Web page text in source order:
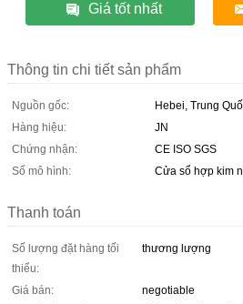
Giá tốt nhất
Thông tin chi tiết sản phẩm
Nguồn gốc:
Hebei, Trung
Hàng hiệu:
JN
Chứng nhận:
CE ISO SGS
Số mô hình:
Cửa sổ hợp kim
Thanh toán
Số lượng đặt hàng tối
thiểu:
thương lượng
Giá bán:
negotiable